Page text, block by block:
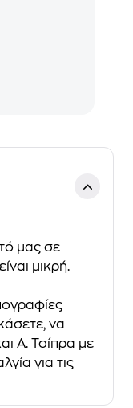
μας σε
μικρή.
να
Α. Τσίπρα με
για τις